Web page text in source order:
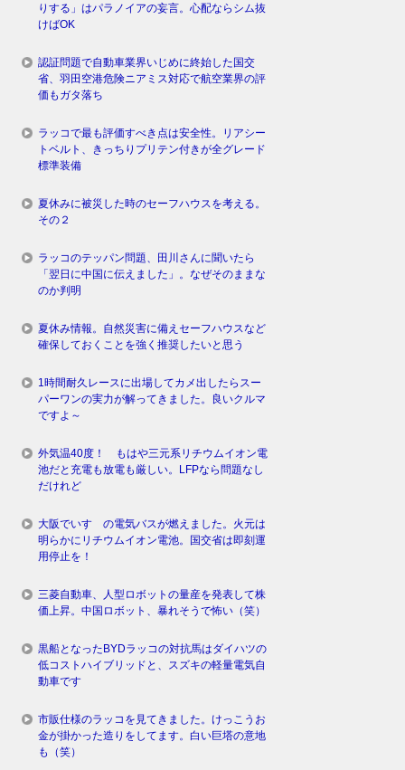
りする」はパラノイアの妄言。心配ならシム抜
けばOK
認証問題で自動車業界いじめに終始した国交
省、羽田空港危険ニアミス対応で航空業界の評
価もガタ落ち
ラッコで最も評価すべき点は安全性。リアシー
トベルト、きっちりプリテン付きが全グレード
標準装備
夏休みに被災した時のセーフハウスを考える。
その２
ラッコのテッパン問題、田川さんに聞いたら
「翌日に中国に伝えました」。なぜそのままな
のか判明
夏休み情報。自然災害に備えセーフハウスなど
確保しておくことを強く推奨したいと思う
1時間耐久レースに出場してカメ出したらスー
パーワンの実力が解ってきました。良いクルマ
ですよ～
外気温40度！ もはや三元系リチウムイオン電
池だと充電も放電も厳しい。LFPなら問題なし
だけれど
大阪でいすゞの電気バスが燃えました。火元は
明らかにリチウムイオン電池。国交省は即刻運
用停止を！
三菱自動車、人型ロボットの量産を発表して株
価上昇。中国ロボット、暴れそうで怖い（笑）
黒船となったBYDラッコの対抗馬はダイハツの
低コストハイブリッドと、スズキの軽量電気自
動車です
市販仕様のラッコを見てきました。けっこうお
金が掛かった造りをしてます。白い巨塔の意地
も（笑）